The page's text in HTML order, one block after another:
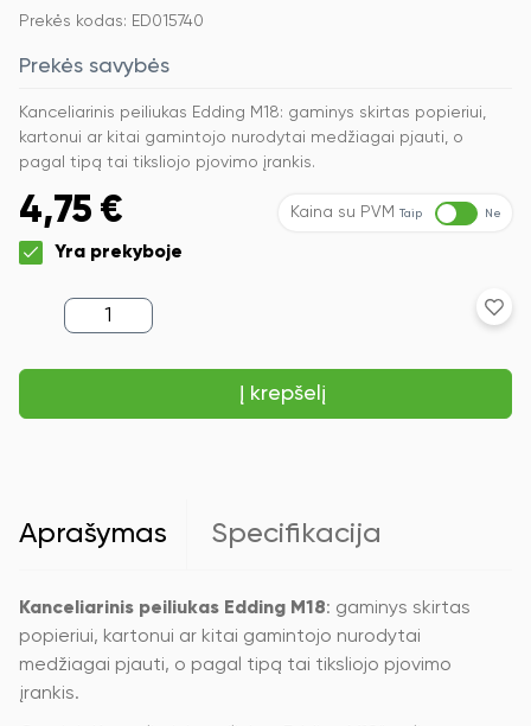
Prekės kodas: ED015740
Prekės savybės
Kanceliarinis peiliukas Edding M18: gaminys skirtas popieriui,
kartonui ar kitai gamintojo nurodytai medžiagai pjauti, o
pagal tipą tai tiksliojo pjovimo įrankis.
4,75 € Kaina su PVM Taip Ne
Yra prekyboje
produkto
kiekis:
peiliukas
M18
Į krepšelį
Aprašymas Specifikacija
Kanceliarinis peiliukas Edding M18: gaminys skirtas
popieriui, kartonui ar kitai gamintojo nurodytai
medžiagai pjauti, o pagal tipą tai tiksliojo pjovimo
įrankis.